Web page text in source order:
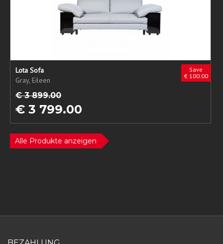
Save
€ 100.00
Lota Sofa
Gray, Eileen
€ 3 899.00
€ 3 799.00
Alle Produkte anzeigen